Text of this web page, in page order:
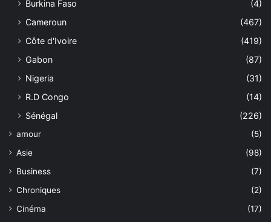
Burkina Faso
(4)
Cameroun
(467)
Côte d'Ivoire
(419)
Gabon
(87)
Nigeria
(31)
R.D Congo
(14)
Sénégal
(226)
amour
(5)
Asie
(98)
Business
(7)
Chroniques
(2)
Cinéma
(17)